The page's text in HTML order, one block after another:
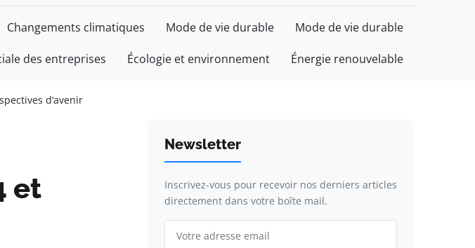
Changements climatiques Mode de vie durable Mode de vie durable
des entreprises Écologie et environnement Énergie renouvelable
d’avenir
et
Newsletter
Inscrivez-vous pour recevoir nos derniers articles
directement dans votre boîte mail.